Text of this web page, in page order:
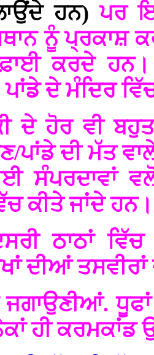
ਹਨ)ਪਰ
ਨੂੰ ਪ੍ਰਕਾਸ਼
ਕਰਦੇ
ਪਾਂਡੇ ਦੇ ਮੰਦਿਰ
ਦੇ ਹੋਰ ਵੀ
ਪਾਂਡੇ ਦੀ ਮੱਤ
ਸੰਪਰਦਾਵਾਂ
ਕੀਤੇ ਜਾਂਦੇ ਹਨ।
ਠਾਠਾਂ
ਦੀਆਂ ਤਸਵੀਰਾਂ
ਜਗਾਉਣੀਆਂ.
ਹੀ ਕਰਮਕਾਂਡ